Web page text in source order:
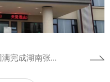
完成湖南张...